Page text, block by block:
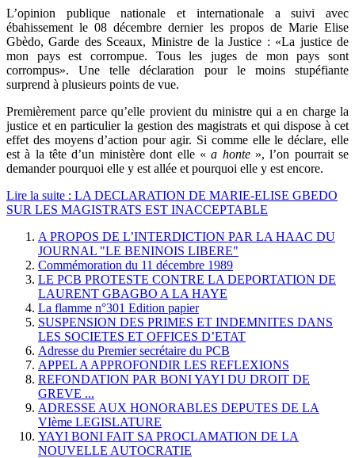
L’opinion publique nationale et internationale a suivi avec
ébahissement le 08 décembre dernier les propos de Marie Elise
Gbèdo, Garde des Sceaux, Ministre de la Justice : «La justice de
mon pays est corrompue. Tous les juges de mon pays sont
corrompus». Une telle déclaration pour le moins stupéfiante
surprend à plusieurs points de vue.
Premièrement parce qu’elle provient du ministre qui a en charge la
justice et en particulier la gestion des magistrats et qui dispose à cet
effet des moyens d’action pour agir. Si comme elle le déclare, elle
est à la tête d’un ministère dont elle «a honte», l’on pourrait se
demander pourquoi elle y est allée et pourquoi elle y est encore.
Lire la suite : LA DECLARATION DE MARIE-ELISE GBEDO
SUR LES MAGISTRATS EST INACCEPTABLE
A PROPOS DE L’INTERDICTION PAR LA HAAC DU
JOURNAL "LE BENINOIS LIBERE"
Commémoration du 11 décembre 1989
LE PCB PROTESTE CONTRE LA DEPORTATION DE
LAURENT GBAGBO A LA HAYE
La flamme n°301 Edition papier
SUSPENSION DES PRIMES ET INDEMNITES DANS
LES SOCIETES ET OFFICES D’ETAT
Adresse du Premier secrétaire du PCB
APPEL A APPROFONDIR LES REFLEXIONS
REFONDATION PAR BONI YAYI DU DROIT DE
GREVE ...
ADRESSE AUX HONORABLES DEPUTES DE LA
VIème LEGISLATURE
YAYI BONI FAIT SA PROCLAMATION DE LA
NOUVELLE AUTOCRATIE